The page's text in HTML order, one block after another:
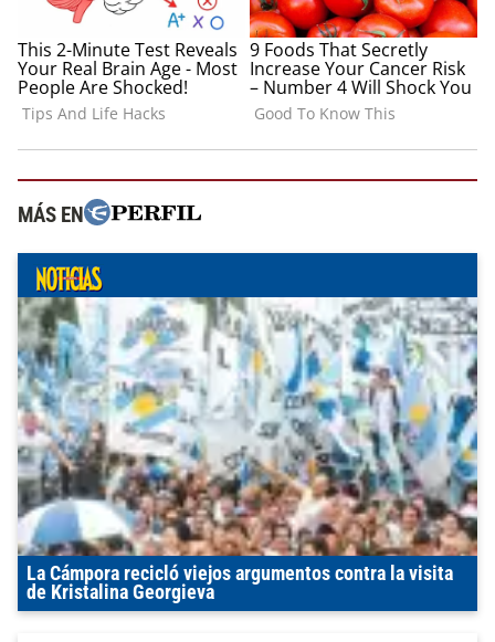
MÁS EN
La Cámpora recicló viejos argumentos contra la visita
de Kristalina Georgieva